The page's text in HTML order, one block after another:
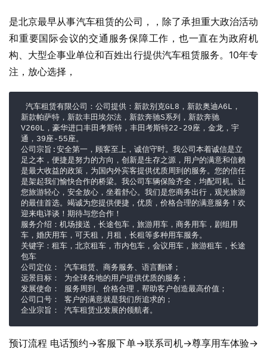
是北京最早从事汽车租赁的公司，，除了承担重大政治活动
和重要国际会议的交通服务保障工作，也一直在为政府机
构、大型企事业单位和百姓出行提供汽车租赁服务。10年专
注，放心选择，
新款帕萨特，新款丰田埃尔法，新款奔驰S系列，新款奔驰
V260L，豪华进口丰田考斯特，丰田考斯特22-29座，金龙，宇
通，39座-55座。
公司宗旨:安全第一，顾客至上，诚信守时。我公司本着诚信是立
足之本，便捷是努力的方向，创新是生存之源，用户的满意和信赖
是最大收益的政策，为国内外宾客提供优质周到的服务。您的信任
是架起我们愉快合作的桥梁。我公司车辆保险齐全，均配司机。让
您旅游轻心，安全放心，坐着舒心。我们是您商务出行，观光旅游
的最佳首选。竭诚为您提供便捷，优质，价格合理的满意服务！欢
迎来电详谈！期待与您合作！
服务介绍：机场接送，长途包车，旅游用车，商务用车，剧组用
车，婚庆用车，可天租，月租，长租等多种用车服务。
关键字：租车，北京租车，市内包车，会议用车，旅游租车，长途
包车
公司定位： 汽车租赁、商务服务、语言翻译；
远景目标： 为全球各地的用户提供优质的服务；
发展使命： 服务周到、价格合理，帮助客户创造最高价值；
公司口号： 客户的满意就是我们所追求的；
企业宗旨： 汽车租赁业发展的领航者。
预订流程 电话预约→客服下单→联系司机→尊享用车体验→